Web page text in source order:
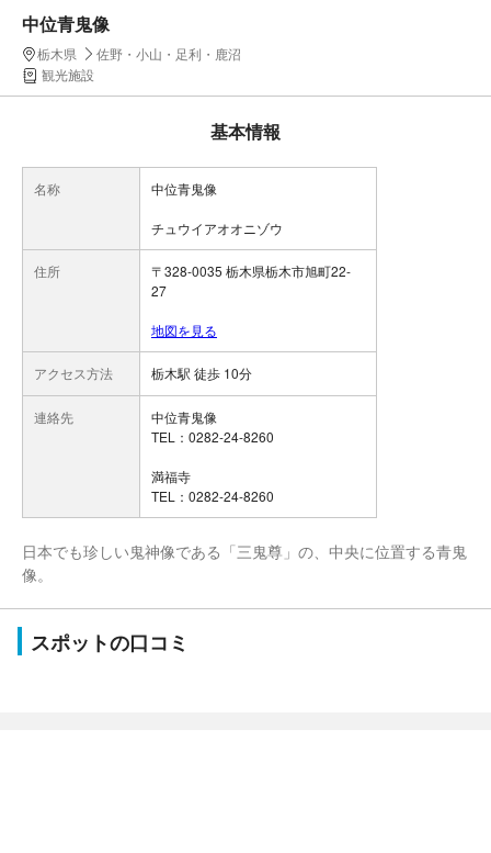
中位青鬼像
栃木県
佐野・小山・足利・鹿沼
観光施設
基本情報
名称 中位青鬼像
チュウイアオオニゾウ
住所
〒328-0035 栃木県栃木市旭町22-
27
地図を見る
アクセス方法 栃木駅 徒歩 10分
連絡先
中位青鬼像
TEL：0282-24-8260
満福寺
TEL：0282-24-8260
日本でも珍しい鬼神像である「三鬼尊」の、中央に位置する青鬼
像。
スポットの口コミ